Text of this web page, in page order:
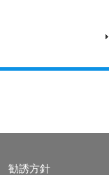
勧誘方針